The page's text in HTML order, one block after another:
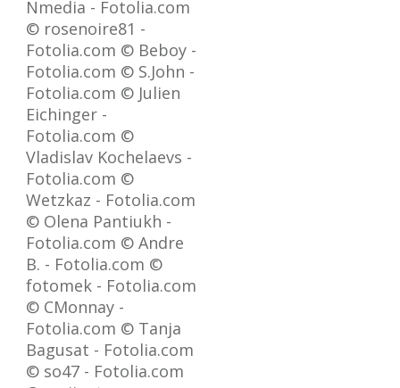
Nmedia - Fotolia.com
© rosenoire81 -
Fotolia.com © Beboy -
Fotolia.com © S.John -
Fotolia.com © Julien
Eichinger -
Fotolia.com ©
Vladislav Kochelaevs -
Fotolia.com ©
Wetzkaz - Fotolia.com
© Olena Pantiukh -
Fotolia.com © Andre
B. - Fotolia.com ©
fotomek - Fotolia.com
© CMonnay -
Fotolia.com © Tanja
Bagusat - Fotolia.com
© so47 - Fotolia.com